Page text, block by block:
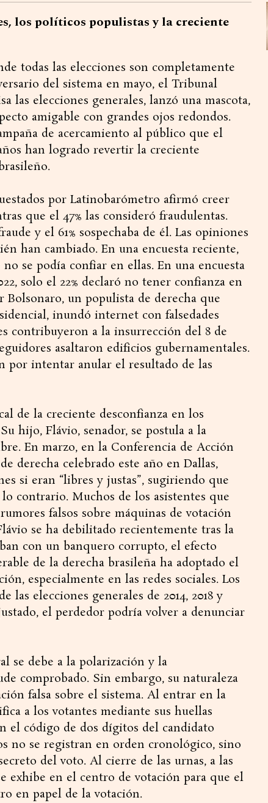
los políticos populistas y la creciente
todas las elecciones son completamente
del sistema en mayo, el Tribunal
las elecciones generales, lanzó una mascota,
amigable con grandes ojos redondos.
de acercamiento al público que el
han logrado revertir la creciente
por Latinobarómetro afirmó creer
que el 47% las consideró fraudulentas.
y el 61% sospechaba de él. Las opiniones
han cambiado. En una encuesta reciente,
se podía confiar en ellas. En una encuesta
solo el 22% declaró no tener confianza en
Bolsonaro, un populista de derecha que
inundó internet con falsedades
contribuyeron a la insurrección del 8 de
asaltaron edificios gubernamentales.
por intentar anular el resultado de las
de la creciente desconfianza en los
hijo, Flávio, senador, se postula a la
En marzo, en la Conferencia de Acción
derecha celebrado este año en Dallas,
si eran “libres y justas”, sugiriendo que
contrario. Muchos de los asistentes que
falsos sobre máquinas de votación
se ha debilitado recientemente tras la
con un banquero corrupto, el efecto
de la derecha brasileña ha adoptado el
especialmente en las redes sociales. Los
elecciones generales de 2014, 2018 y
el perdedor podría volver a denunciar
se debe a la polarización y la
comprobado. Sin embargo, su naturaleza
falsa sobre el sistema. Al entrar en la
a los votantes mediante sus huellas
el código de dos dígitos del candidato
no se registran en orden cronológico, sino
del voto. Al cierre de las urnas, a las
exhibe en el centro de votación para que el
en papel de la votación.